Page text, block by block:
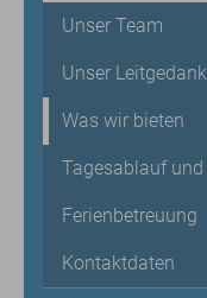
Unser Team
Unser
Was wir bieten
Tagesablauf
Ferienbetreuung
Kontaktdaten